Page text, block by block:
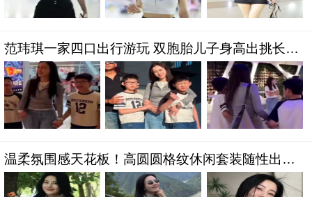
范玮琪一家四口出行游玩 双胞胎儿子身高出挑长腿
瞩目
温柔氛围感天花板！高圆圆格纹休闲套装随性出
游，松弛气质太圈粉